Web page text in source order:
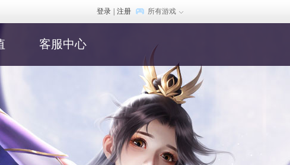
登录 注册 所有游戏
客服中心